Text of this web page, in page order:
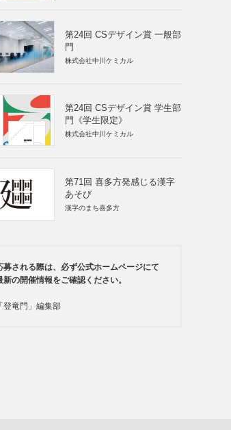
第24回 CSデザイン賞 一般部
門
株式会社中川ケミカル
第24回 CSデザイン賞 学生部
門《学生限定》
株式会社中川ケミカル
第71回 喜多方発感じる漢字
あそび
漢字のまち喜多方
募される際は、必ず公式ホームページにて
新の開催情報をご確認ください。
「登竜門」編集部